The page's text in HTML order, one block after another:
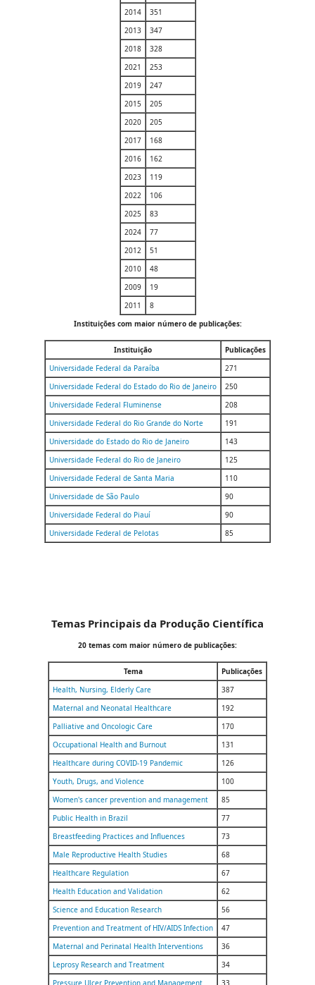
2014
351
2013
347
2018
328
2021
253
2019
247
2015
205
2020
205
2017
168
2016
162
2023
119
2022
106
2025
83
2024
77
2012
51
2010
48
2009
19
2011
8
Instituições com maior número de publicações:
Instituição
Publicações
Universidade Federal da Paraíba
271
Universidade Federal do Estado do Rio de Janeiro
250
Universidade Federal Fluminense
208
Universidade Federal do Rio Grande do Norte
191
Universidade do Estado do Rio de Janeiro
143
Universidade Federal do Rio de Janeiro
125
Universidade Federal de Santa Maria
110
Universidade de São Paulo
90
Universidade Federal do Piauí
90
Universidade Federal de Pelotas
85
Temas Principais da Produção Científica
20 temas com maior número de publicações:
Tema
Publicações
Health, Nursing, Elderly Care
387
Maternal and Neonatal Healthcare
192
Palliative and Oncologic Care
170
Occupational Health and Burnout
131
Healthcare during COVID-19 Pandemic
126
Youth, Drugs, and Violence
100
Women's cancer prevention and management
85
Public Health in Brazil
77
Breastfeeding Practices and Influences
73
Male Reproductive Health Studies
68
Healthcare Regulation
67
Health Education and Validation
62
Science and Education Research
56
Prevention and Treatment of HIV/AIDS Infection
47
Maternal and Perinatal Health Interventions
36
Leprosy Research and Treatment
34
Pressure Ulcer Prevention and Management
33